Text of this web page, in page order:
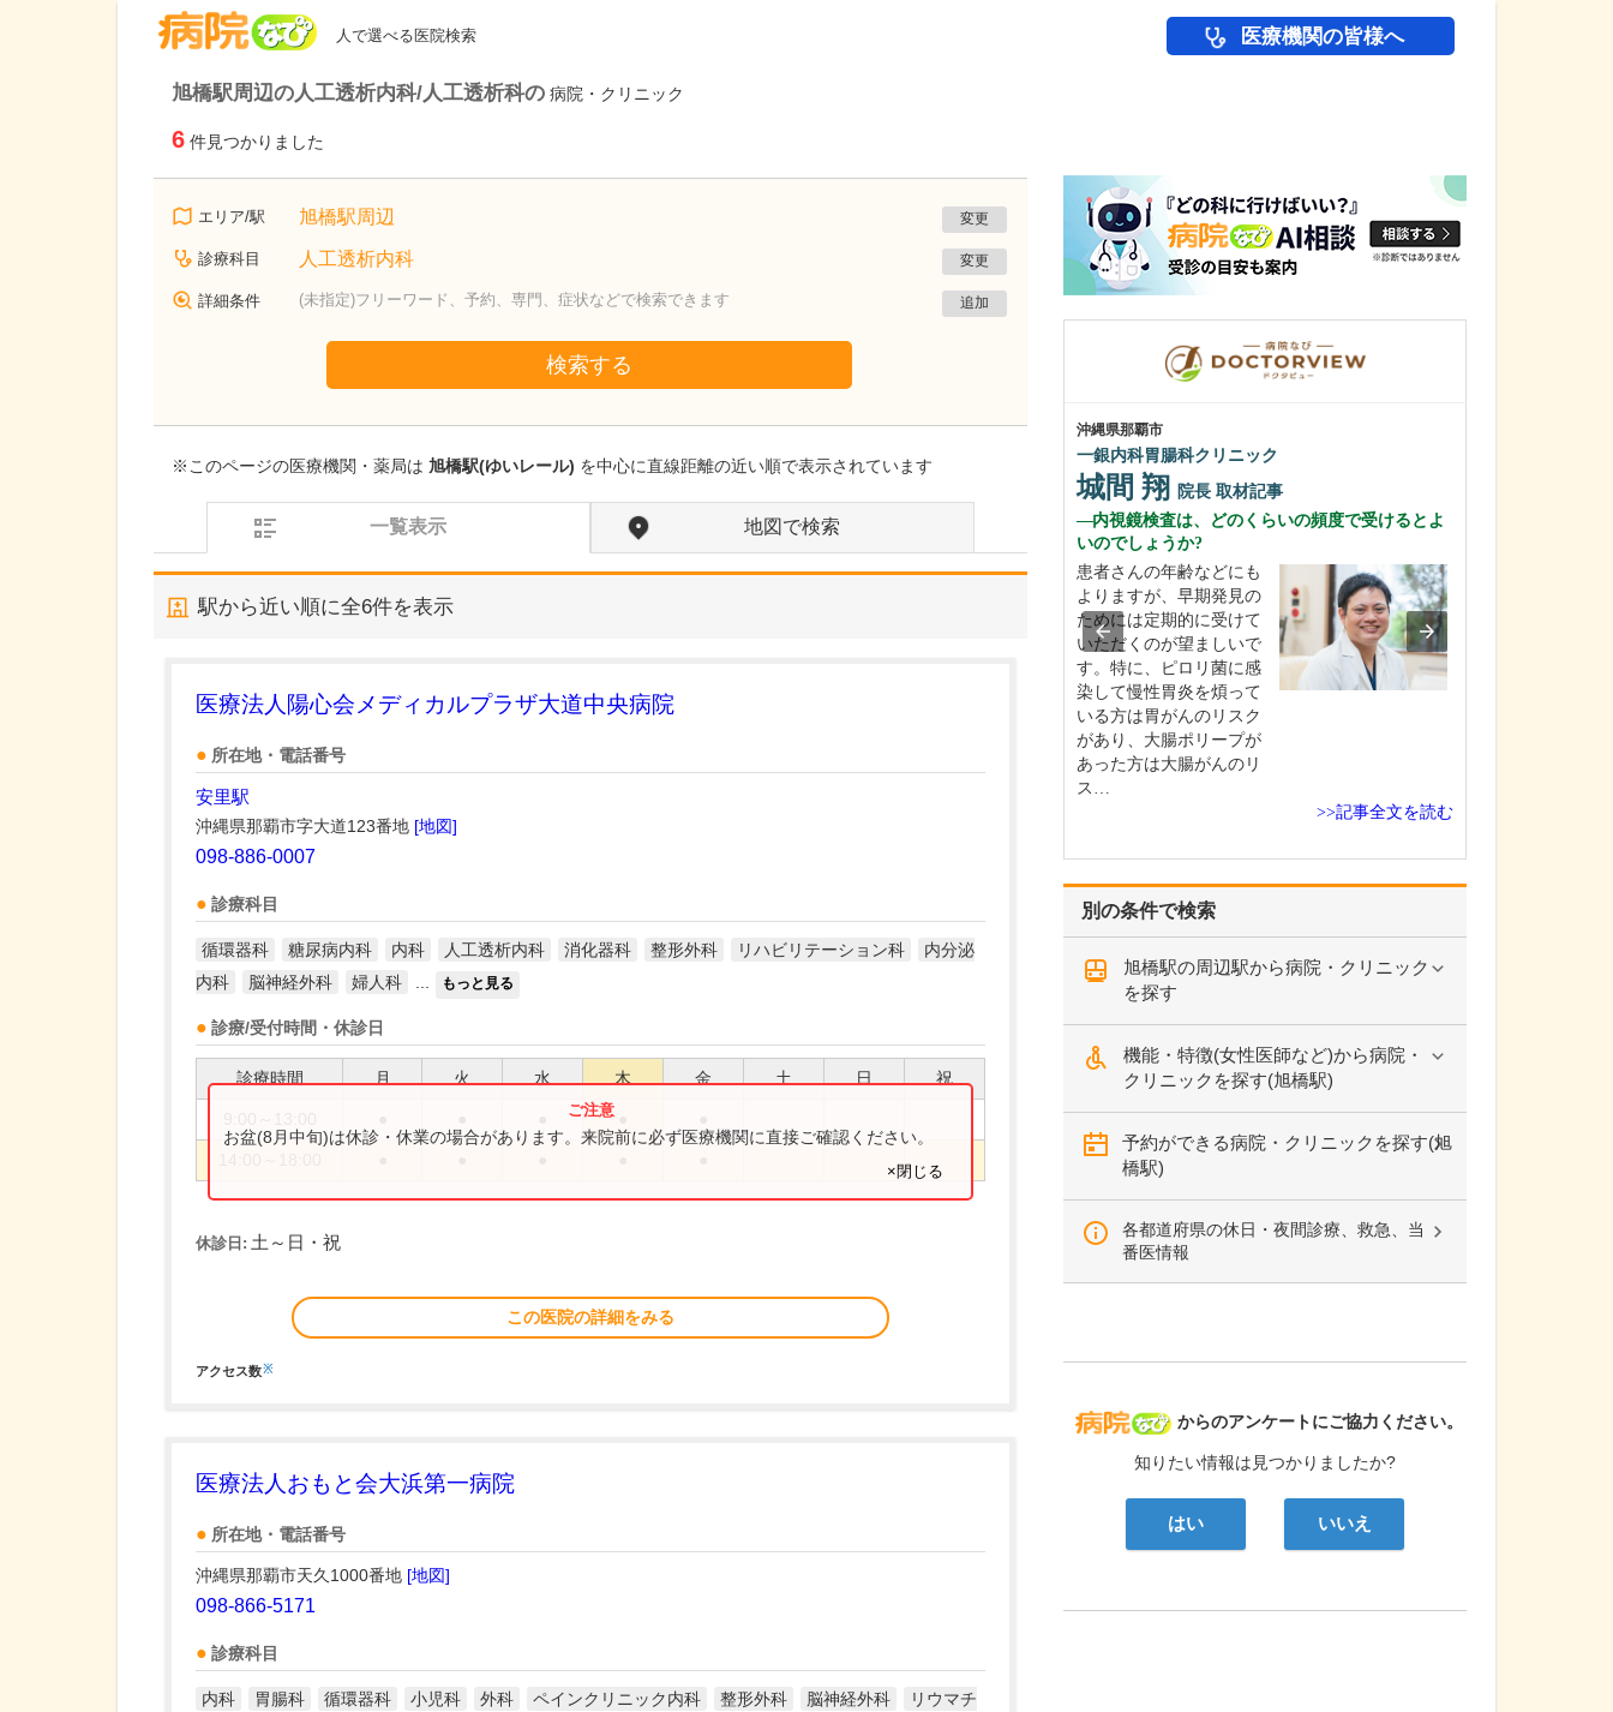
人で選べる医院検索 医療機関の皆様へ
旭橋駅周辺の人工透析内科/人工透析科の 病院・クリニック
6 件見つかりました
エリア/駅 旭橋駅周辺 変更
診療科目 人工透析内科 変更
詳細条件 (未指定)フリーワード、予約、専門、症状などで検索できます 追加
検索する
※このページの医療機関・薬局は 旭橋駅(ゆいレール) を中心に直線距離の近い順で表示されています
一覧表示 地図で検索
駅から近い順に全6件を表示
医療法人陽心会メディカルプラザ大道中央病院
所在地・電話番号
安里駅
沖縄県那覇市字大道123番地 [地図]
098-886-0007
診療科目
循環器科 糖尿病内科 内科 人工透析内科 消化器科 整形外科 リハビリテーション科
内分泌
内科
脳神経外科 婦人科 もっと見る
診療/受付時間・休診日
診療時間 月 火 水 木 金 土 日 祝
お盆(8月中旬)は休診・休業の場合があります。来院前に必ず医療機関に直接ご確認ください。
×閉じる
休診日: 土～日・祝
この医院の詳細をみる
アクセス数※
医療法人おもと会大浜第一病院
所在地・電話番号
沖縄県那覇市天久1000番地 [地図]
098-866-5171
診療科目
内科 胃腸科 循環器科 小児科 外科 ペインクリニック内科 整形外科 脳神経外科
リウマチ
別の条件で検索
旭橋駅の周辺駅から病院・クリニック
を探す
機能・特徴(女性医師など)から病院・
クリニックを探す(旭橋駅)
予約ができる病院・クリニックを探す(旭
橋駅)
各都道府県の休日・夜間診療、救急、当
番医情報
病院なび
からのアンケートにご協力ください。
知りたい情報は見つかりましたか?
はい いいえ
沖縄県那覇市
一銀内科胃腸科クリニック
城間 翔 院長 取材記事
内視鏡検査は、どのくらいの頻度で受けるとよ
いのでしょうか?
患者さんの年齢などにも
よりますが、早期発見の
ためには定期的に受けて
いただくのが望ましいで
す。特に、ピロリ菌に感
染して慢性胃炎を煩って
いる方は胃がんのリスク
があり、大腸ポリープが
あった方は大腸がんのリ
ス…
>>記事全文を読む
神奈川県川崎市多摩区
水上内科医院
先生が日々の診療で心がけていることを教えて
患者さんのお話をよく伺
とが重要だと考えていま